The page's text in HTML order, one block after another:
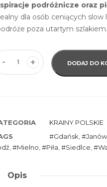
podróżnicze oraz
dla osób ceniących
poza utartym szlakiem.
- + DODAJ DO
KRAINY POLSKIE
Gdańsk
Mielno Piła Siedlce
Opis